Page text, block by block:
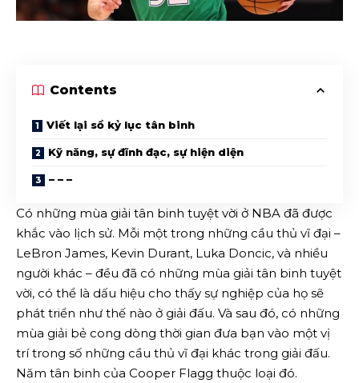
Contents
Viết lại sổ kỷ lục tân binh
Kỹ năng, sự đĩnh đạc, sự hiện diện
– – –
Có những mùa giải tân binh tuyệt vời ở NBA đã được
khắc vào lịch sử. Mỗi một trong những cầu thủ vĩ đại –
LeBron James, Kevin Durant, Luka Doncic, và nhiều
người khác – đều đã có những mùa giải tân binh tuyệt
vời, có thể là dấu hiệu cho thấy sự nghiệp của họ sẽ
phát triển như thế nào ở giải đấu. Và sau đó, có những
mùa giải bẻ cong dòng thời gian đưa bạn vào một vị
trí trong số những cầu thủ vĩ đại khác trong giải đấu.
Năm tân binh của Cooper Flagg thuộc loại đó.